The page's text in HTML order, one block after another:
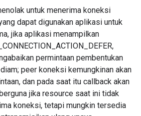
untuk menerima koneksi
dapat digunakan aplikasi untuk
jika aplikasi menampilkan
permintaan pembentukan
peer koneksi kemungkinan akan
dan pada saat itu callback akan
jika resource saat ini tidak
koneksi, tetapi mungkin tersedia